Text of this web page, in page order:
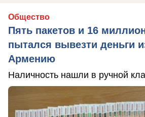
Общество
Пять пакетов и 16
пытался вывезти деньги
Армению
Наличность нашли в ручной